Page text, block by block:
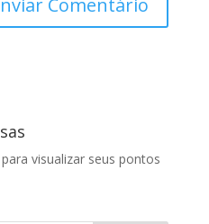
visualizar seus pontos